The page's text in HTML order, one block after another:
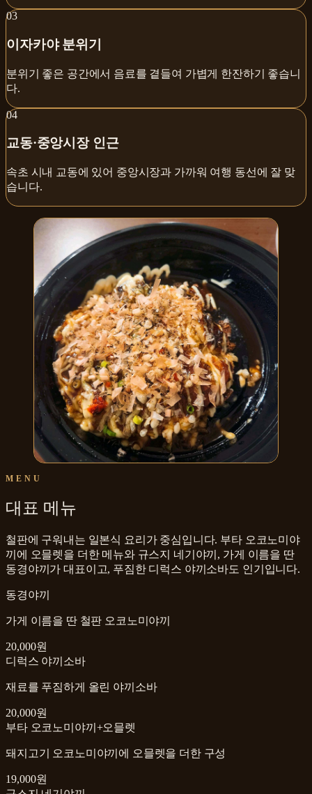
03
이자카야 분위기
분위기 좋은 공간에서 음료를 곁들여 가볍게 한잔하기 좋습니
다.
04
교동·중앙시장 인근
속초 시내 교동에 있어 중앙시장과 가까워 여행 동선에 잘 맞
습니다.
MENU
대표 메뉴
철판에 구워내는 일본식 요리가 중심입니다. 부타 오코노미야
끼에 오믈렛을 더한 메뉴와 규스지 네기야끼, 가게 이름을 딴
동경야끼가 대표이고, 푸짐한 디럭스 야끼소바도 인기입니다.
동경야끼
가게 이름을 딴 철판 오코노미야끼
20,000원
디럭스 야끼소바
재료를 푸짐하게 올린 야끼소바
20,000원
부타 오코노미야끼+오믈렛
돼지고기 오코노미야끼에 오믈렛을 더한 구성
19,000원